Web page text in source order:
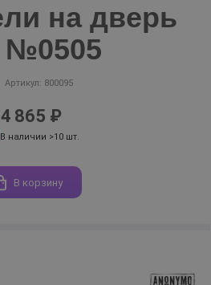
на дверь
№0505
Артикул: 800095
4 865 ₽
В наличии >10 шт.
В корзину